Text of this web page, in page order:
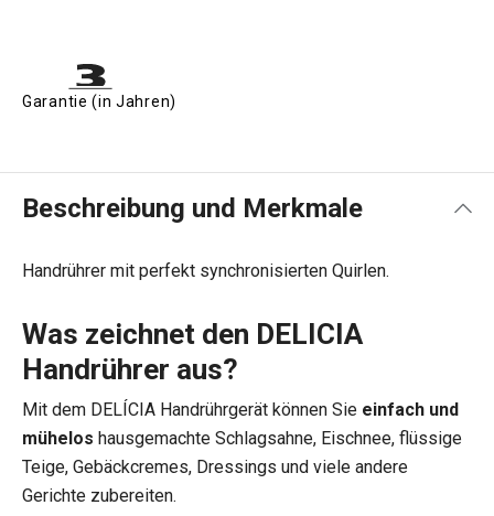
Garantie (in Jahren)
Beschreibung und Merkmale
Handrührer mit perfekt synchronisierten Quirlen.
Was zeichnet den DELICIA
Handrührer aus?
Mit dem DELÍCIA Handrührgerät können Sie einfach und
mühelos hausgemachte Schlagsahne, Eischnee, flüssige
Teige, Gebäckcremes, Dressings und viele andere
Gerichte zubereiten.